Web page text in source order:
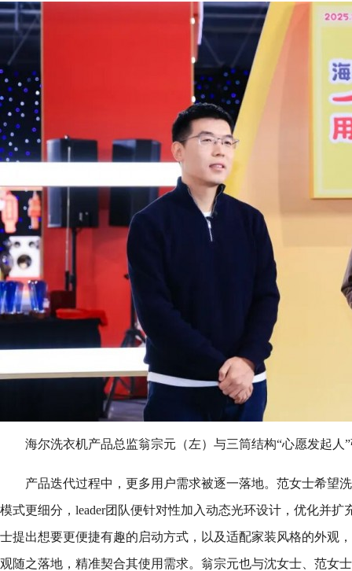
海尔洗衣机产品总监翁宗元（左）与三筒结构“心愿发起人
产品迭代过程中，更多用户需求被逐一落地。范女士希望
模式更细分，leader团队便针对性加入动态光环设计，优化并扩
士提出想要更便捷有趣的启动方式，以及适配家装风格的外观
观随之落地，精准契合其使用需求。翁宗元也与沈女士、范女